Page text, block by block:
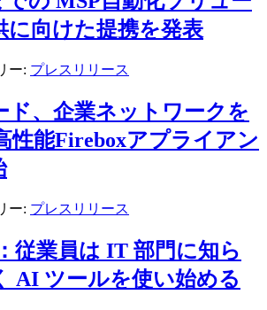
に向けた提携を発表
ー: プレスリリース
ド、企業ネットワークを
性能Fireboxアプライアン
ー: プレスリリース
従業員は IT 部門に知ら
AI ツールを使い始める